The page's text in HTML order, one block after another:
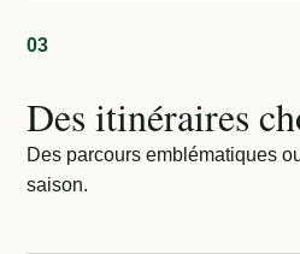
03
Des itinéraires
Des parcours emblématiques
saison.